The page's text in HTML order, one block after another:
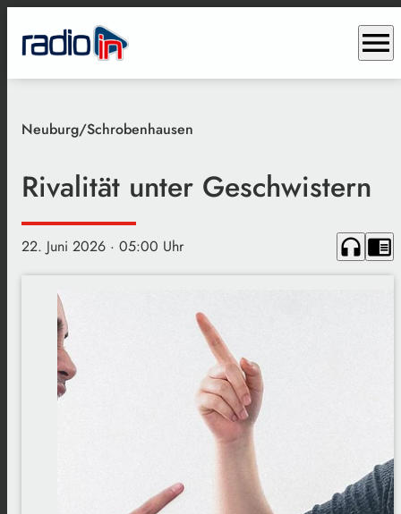
menu
Neuburg/Schrobenhausen
Rivalität unter Geschwistern
22. Juni 2026 · 05:00 Uhr headphones chrome_reader_mode